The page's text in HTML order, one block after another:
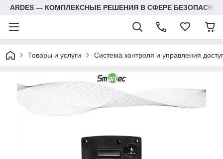
ARDES — КОМПЛЕКСНЫЕ РЕШЕНИЯ В СФЕРЕ
Товары и услуги Система контроля и управления